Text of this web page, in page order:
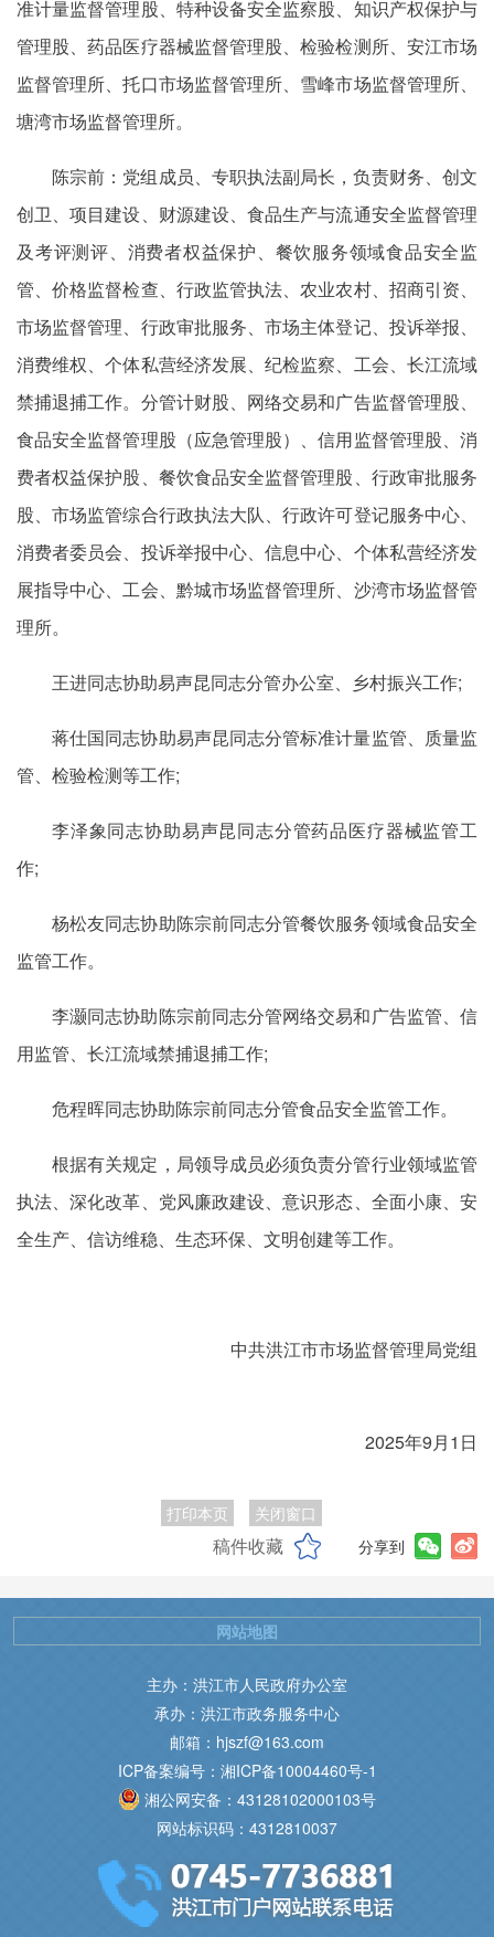
准计量监督管理股、特种设备安全监察股、知识产权保护与
管理股、药品医疗器械监督管理股、检验检测所、安江市场
监督管理所、托口市场监督管理所、雪峰市场监督管理所、
塘湾市场监督管理所。
陈宗前：党组成员、专职执法副局长，负责财务、创文
创卫、项目建设、财源建设、食品生产与流通安全监督管理
及考评测评、消费者权益保护、餐饮服务领域食品安全监
管、价格监督检查、行政监管执法、农业农村、招商引资、
市场监督管理、行政审批服务、市场主体登记、投诉举报、
消费维权、个体私营经济发展、纪检监察、工会、长江流域
禁捕退捕工作。分管计财股、网络交易和广告监督管理股、
食品安全监督管理股（应急管理股）、信用监督管理股、消
费者权益保护股、餐饮食品安全监督管理股、行政审批服务
股、市场监管综合行政执法大队、行政许可登记服务中心、
消费者委员会、投诉举报中心、信息中心、个体私营经济发
展指导中心、工会、黔城市场监督管理所、沙湾市场监督管
理所。
王进同志协助易声昆同志分管办公室、乡村振兴工作;
蒋仕国同志协助易声昆同志分管标准计量监管、质量监
管、检验检测等工作;
李泽象同志协助易声昆同志分管药品医疗器械监管工
作;
杨松友同志协助陈宗前同志分管餐饮服务领域食品安全
监管工作。
李灏同志协助陈宗前同志分管网络交易和广告监管、信
用监管、长江流域禁捕退捕工作;
危程晖同志协助陈宗前同志分管食品安全监管工作。
根据有关规定，局领导成员必须负责分管行业领域监管
执法、深化改革、党风廉政建设、意识形态、全面小康、安
全生产、信访维稳、生态环保、文明创建等工作。
中共洪江市市场监督管理局党组
2025年9月1日
打印本页 关闭窗口
稿件收藏 分享到
主办：洪江市人民政府办公室
承办：洪江市政务服务中心
邮箱：hjszf@163.com
ICP备案编号：湘ICP备10004460号-1
湘公网安备：43128102000103号
网站标识码：4312810037
网站地图